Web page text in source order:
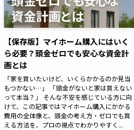
【保存版】マイホーム購入にはいく
ら必要？頭金ゼロでも安心な資金計
画とは
「家を買いたいけど、いくらかかるのか見当
もつかない…」 「頭金がないと家は買えない
って本当？」 そんな不安を感じている方に向
けて、この記事ではマイホーム購入にかかる
費用の全体像と、頭金の考え方・ゼロでも買
える方法を、プロの視点でわかりやすく...